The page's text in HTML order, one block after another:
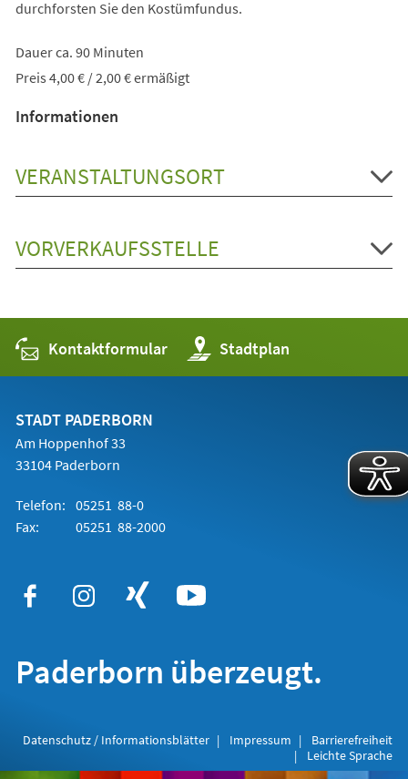
durchforsten Sie den Kostümfundus.
Dauer ca. 90 Minuten
Preis 4,00 € / 2,00 € ermäßigt
Informationen
VERANSTALTUNGSORT
VORVERKAUFSSTELLE
Kontaktformular Stadtplan
(Öffnet
in
einem
STADT PADERBORN
Am Hoppenhof 33
33104 Paderborn
Telefon: 05251 88-0
Fax:
05251 88-2000
Paderborn überzeugt.
Datenschutz / Informationsblätter Impressum
Barrierefreiheit
Leichte Sprache